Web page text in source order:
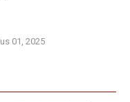
01, 2025